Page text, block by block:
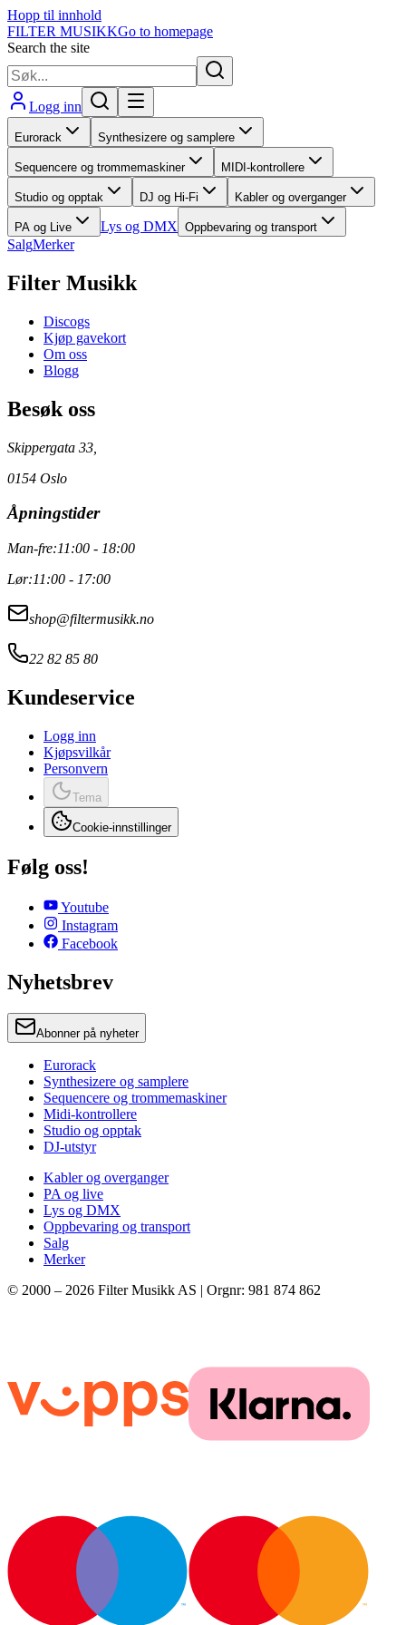
Hopp til innhold
FILTER MUSIKKGo to homepage
Search the site
Logg inn
Eurorack Synthesizere og samplere
Sequencere og trommemaskiner MIDI-kontrollere
Studio og opptak DJ og Hi-Fi Kabler og overganger
PA og Live Lys og DMX Oppbevaring og transport
SalgMerker
Filter Musikk
Discogs
Kjøp gavekort
Om oss
Blogg
Besøk oss
Skippergata 33,
0154 Oslo
Åpningstider
Man-fre:11:00 - 18:00
Lør:11:00 - 17:00
shop@filtermusikk.no
22 82 85 80
Kundeservice
Logg inn
Kjøpsvilkår
Personvern
Tema
Cookie-innstillinger
Følg oss!
Youtube
Instagram
Facebook
Nyhetsbrev
Abonner på nyheter
Eurorack
Synthesizere og samplere
Sequencere og trommemaskiner
Midi-kontrollere
Studio og opptak
DJ-utstyr
Kabler og overganger
PA og live
Lys og DMX
Oppbevaring og transport
Salg
Merker
© 2000 – 2026 Filter Musikk AS | Orgnr: 981 874 862